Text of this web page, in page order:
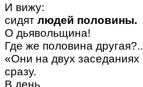
И вижу:
сидят людей половины.
О дьявольщина!
Где же половина другая?..
«Они на двух заседаниях
сразу.
В день